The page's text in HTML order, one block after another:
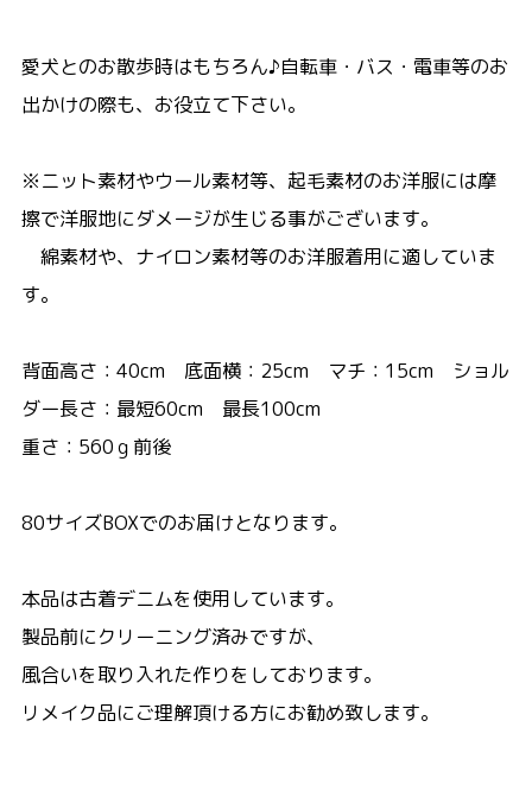
愛犬とのお散歩時はもちろん♪自転車・バス・電車等のお
出かけの際も、お役立て下さい。
※ニット素材やウール素材等、起毛素材のお洋服には摩
擦で洋服地にダメージが生じる事がございます。
綿素材や、ナイロン素材等のお洋服着用に適していま
す。
背面高さ：40cm 底面横：25cm マチ：15cm ショル
ダー長さ：最短60cm 最長100cm
重さ：560ｇ前後
80サイズBOXでのお届けとなります。
本品は古着デニムを使用しています。
製品前にクリーニング済みですが、
風合いを取り入れた作りをしております。
リメイク品にご理解頂ける方にお勧め致します。